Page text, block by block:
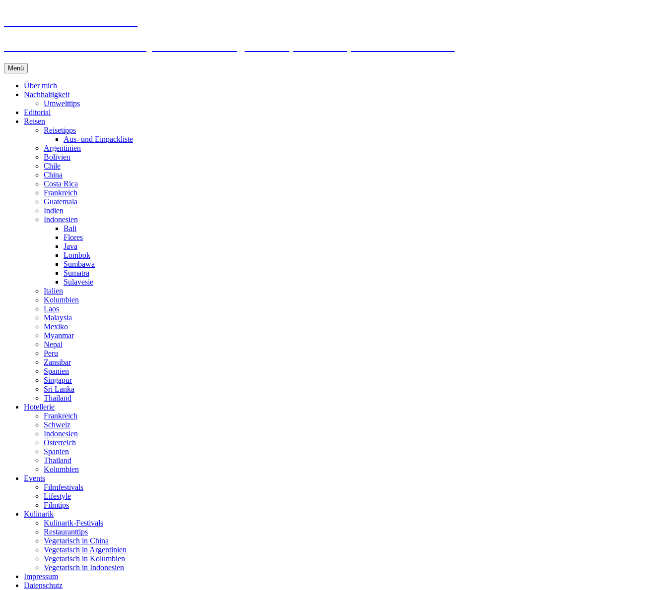
Menü Springe
zum
Inhalt
Über mich
Nachhaltigkeit
Umwelttips
Editorial
Reisen
Reisetipps
Aus- und Einpackliste
Argentinien
Bolivien
Chile
China
Costa Rica
Frankreich
Guatemala
Indien
Indonesien
Bali
Flores
Java
Lombok
Sumbawa
Sumatra
Sulavesie
Italien
Kolumbien
Laos
Malaysia
Mexiko
Myanmar
Nepal
Peru
Zansibar
Spanien
Singapur
Sri Lanka
Thailand
Hotellerie
Frankreich
Schweiz
Indonesien
Österreich
Spanien
Thailand
Kolumbien
Events
Filmfestivals
Lifestyle
Filmtips
Kulinarik
Kulinarik-Festivals
Restauranttips
Vegetarisch in China
Vegetarisch in Argentinien
Vegetarisch in Kolumbien
Vegetarisch in Indonesien
Impressum
Datenschutz